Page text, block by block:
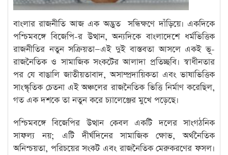
বাংলার রাজনীতি আজ এক অদ্ভুত সন্ধিক্ষণে দাঁড়িয়ে। একদিকে
পশ্চিমবঙ্গে বিজেপি-র উত্থান, অন্যদিকে বাংলাদেশে ধর্মভিত্তিক
রাজনীতির নতুন সক্রিয়তা—এই দুই বাস্তবতা আসলে একই ভূ-
রাজনৈতিক ও সামাজিক সংকটের আলাদা প্রতিচ্ছবি। স্বাধীনতার
পর যে বাঙালি জাতীয়তাবাদ, অসাম্প্রদায়িকতা এবং ভাষাভিত্তিক
সাংস্কৃতিক চেতনা এই অঞ্চলের রাজনৈতিক ভিত্তি নির্মাণ করেছিল,
গত এক দশকে তা নতুন করে চ্যালেঞ্জের মুখে পড়েছে।
পশ্চিমবঙ্গে বিজেপির উত্থান কেবল একটি দলের সাংগঠনিক
সাফল্য নয়; এটি দীর্ঘদিনের সামাজিক ক্ষোভ, অর্থনৈতিক
অনিশ্চয়তা, পরিচয়ের সংকট এবং রাজনৈতিক মেরুকরণের ফসল।